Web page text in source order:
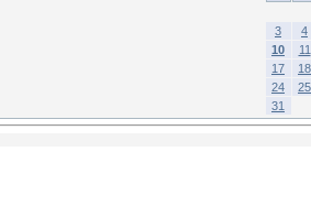
3
4
10
11
17
18
24
25
31